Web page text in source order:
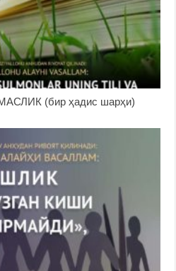
(бир ҳадис шарҳи)